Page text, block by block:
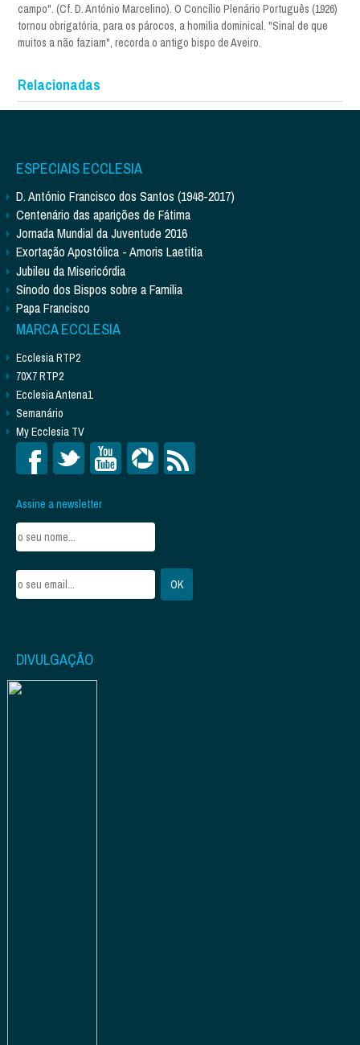
campo". (Cf. D. António Marcelino). O Concílio Plenário Português (1926)
tornou obrigatória, para os párocos, a homilia dominical. "Sinal de que
muitos a não faziam", recorda o antigo bispo de Aveiro.
Relacionadas
ESPECIAIS ECCLESIA
D. António Francisco dos Santos (1948-2017)
Centenário das aparições de Fátima
Jornada Mundial da Juventude 2016
Exortação Apostólica - Amoris Laetitia
Jubileu da Misericórdia
Sínodo dos Bispos sobre a Família
Papa Francisco
MARCA ECCLESIA
Ecclesia RTP2
70X7 RTP2
Ecclesia Antena1
Semanário
My Ecclesia TV
Assine a newsletter
DIVULGAÇÃO